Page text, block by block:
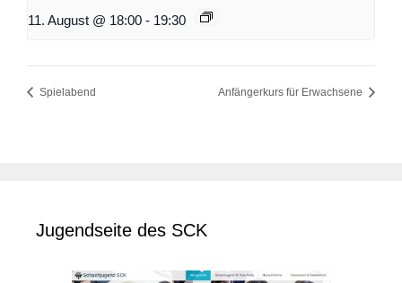
11. August @ 18:00 - 19:30
Spielabend Anfängerkurs für Erwachsene
Jugendseite des SCK